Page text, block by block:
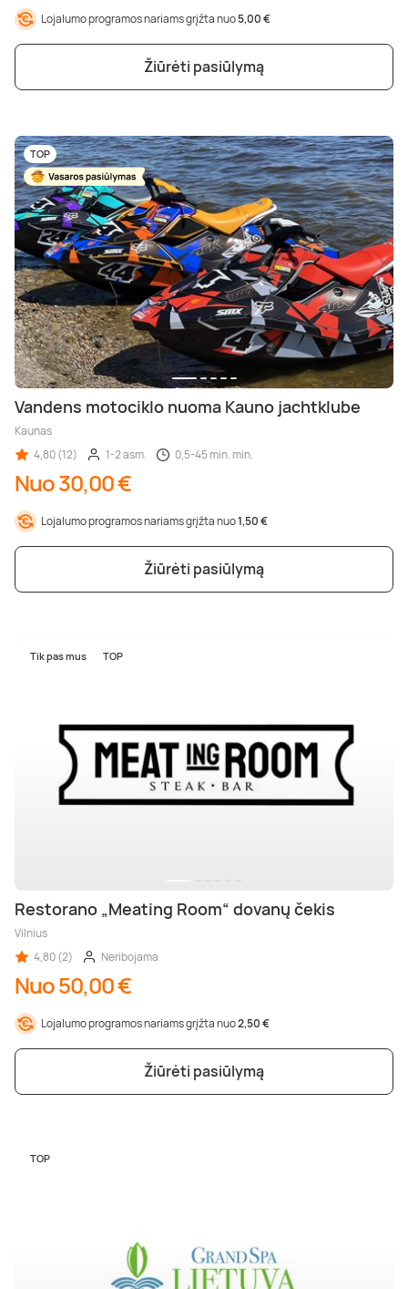
Lojalumo programos nariams grįžta nuo5,00 €
Žiūrėti pasiūlymą
TOP
Vandens motociklo nuoma Kauno jachtklube
Kaunas
4,80 (12)
1-2 asm. 0,5-45 min. min.
Nuo 30,00 €
Lojalumo programos nariams grįžta nuo1,50 €
Žiūrėti pasiūlymą
Tik pas mus TOP
Restorano „Meating Room“ dovanų čekis
Vilnius
4,80 (2)
Neribojama
Nuo 50,00 €
Lojalumo programos nariams grįžta nuo2,50 €
Žiūrėti pasiūlymą
TOP